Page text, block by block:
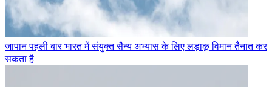
जापान पहली बार भारत में संयुक्त सैन्य अभ्यास के लिए लड़ाकू विमान तैनात कर
सकता है